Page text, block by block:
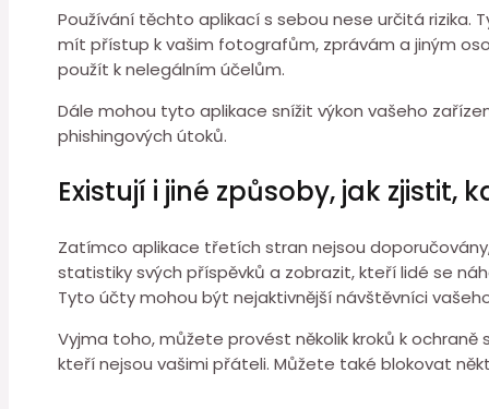
Používání těchto aplikací s sebou nese určitá rizika.
mít přístup k vašim fotografům, zprávám a jiným
použít k nelegálním účelům.
Dále mohou tyto aplikace snížit výkon vašeho
phishingových útoků.
Existují i jiné způsoby, jak zjistit,
Zatímco aplikace třetích stran nejsou
statistiky svých příspěvků a zobrazit, kteří lidé se
Tyto účty mohou být nejaktivnější návštěvníci
Vyjma toho, můžete provést několik kroků k
kteří nejsou vašimi přáteli. Můžete také blokovat